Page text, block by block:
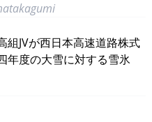
組JVが西日本高速道路株式
年度の大雪に対する雪氷